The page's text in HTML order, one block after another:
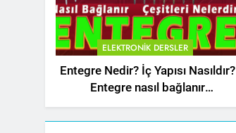
ELEKTRONIK DERSLER
Entegre Nedir? İç Yapısı Nasıldır?
Entegre nasıl bağlanır
(Integrated Circuit – IC)